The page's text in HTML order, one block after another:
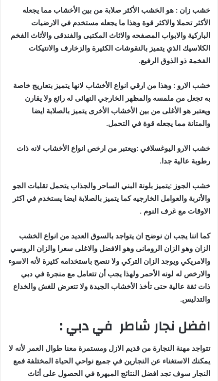
خشب زان : هو الخشب الأكثر صلابة من بين الأخشاب مما يجعله
الأكثر تحملا والاكثر قوة وهذا ما يجعله مستخدم في الارضيات
الباركية والابواب المصفحه والاثاث المكتبى والفندقى والأثاث الفخم
الكلاسيك الذي يتميز بالنقوشات الكثيرة والزخارف والانتيكات
الفخمة ذو الذوق الرفيع.
خشب الارو : وهذا من ارقي انواع الأخشاب لانها يتميز بتعاريج خاصة
به تجعل من ملمسه والمظهر الخارجي النهائى له رائع ولا يقارن
ويعتبر هو الأغلى من بين الأخشاب الأخرى يتميز بالصلابة ايضا
والمتانة مما يجعله قوة في التحمل.
خشب الارو اليوغسلافي :ويعتبر من ارخص انواع الأخشاب لانه ذات
رطوبة عالية جدا.
خشب الجوز :يتميز بلونة البني الساحر والجذاب يتحمل تقلبات الجو
والأتربة والعوامل الخارجيه كما يتميز بالصلابة ايضا يستخدم في اكثر
الاوقات مع غرف النوم .
كما اننا يجب ان نوضح ان يتواجد بالسوق العديد من انواع الخشب
الزان وهو الزان الرومانى وهو الافضل والاغلى سعرا والزان الروسي
والامريكي ويوجد الزان التركي ولا ننصح باستخدامه كثيرة لأنه الاسوء
والارخص له لونه الأحمر ولهذا يجب أن تتعامل مع منجرة في دبي
ذات ثقة عالية حتى تأخذ الأخشاب الجيدة ولا تتعرض للغش والخداع
والتدليس.
افضل نجار شاطر في دبي :
تتواجد مهنة النجارة من قديم الازل ومستمرة معنا طوال العمر لأنه لا
يمكنك الاستغناء عن النجارين في جميع نواحي الحياة المختلفة فمع
النجار سوف تجد افضل النتائج المبهرة في الحصول على أثاث